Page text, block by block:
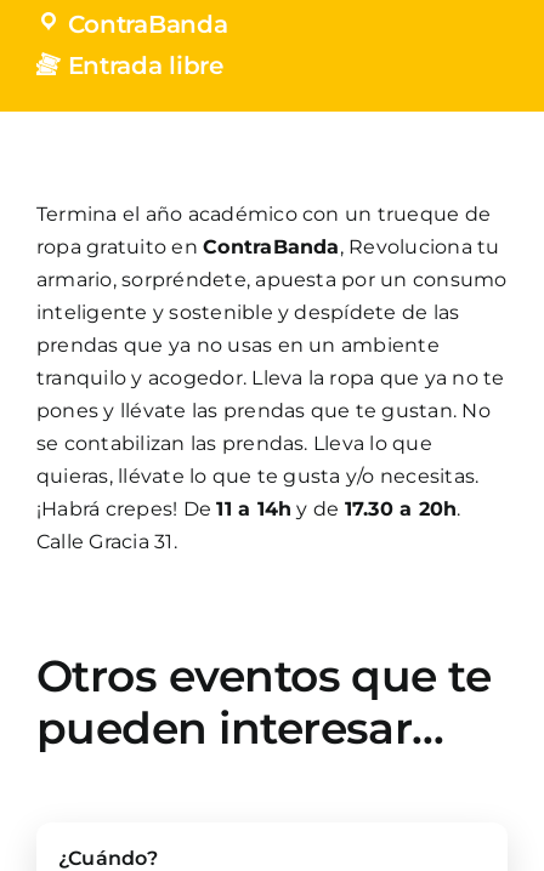
ContraBanda
Entrada libre
Termina el año académico con un trueque de
ropa gratuito enContraBanda, Revoluciona tu
armario, sorpréndete, apuesta por un consumo
inteligente y sostenible y despídete de las
prendas que ya no usas en un ambiente
tranquilo y acogedor. Lleva la ropa que ya no te
pones y llévate las prendas que te gustan. No
se contabilizan las prendas. Lleva lo que
quieras, llévate lo que te gusta y/o necesitas.
¡Habrá crepes! De11 a 14h y de 17.30 a 20h.
Calle Gracia 31.
Otros eventos que te
pueden interesar…
¿Cuándo?